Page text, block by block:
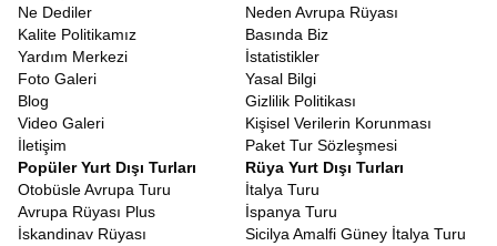
Ne Dediler
Kalite Politikamız
Yardım Merkezi
Foto Galeri
Blog
Video Galeri
İletişim
Neden Avrupa Rüyası
Basında Biz
İstatistikler
Yasal Bilgi
Gizlilik Politikası
Kişisel Verilerin Korunması
Paket Tur Sözleşmesi
Popüler Yurt Dışı Turları
Otobüsle Avrupa Turu
Avrupa Rüyası Plus
İskandinav Rüyası
Rüya Yurt Dışı Turları
İtalya Turu
İspanya Turu
Sicilya Amalfi Güney İtalya Turu